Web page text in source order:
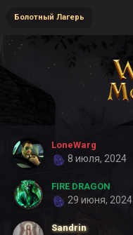
Болотный Лагерь
LoneWarg
8 июля, 2024
FIRE DRAGON
29 июня, 2024
Sandrin